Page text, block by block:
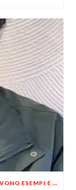
LIBERTÀ, LE IDEE NON BASTANO! SERVONO ESEMPI E UN PO’ DI COERENZA